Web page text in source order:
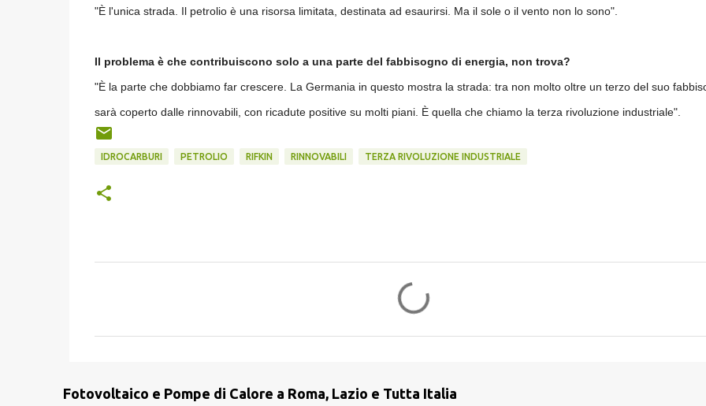
"È l'unica strada. Il petrolio èuna risorsa limitata, destinata ad esaurirsi. Ma il sole o il vento non lo sono".
Il problema è che contribuiscono solo a una parte del fabbisogno di energia, non trova?
"È la parte che dobbiamo far crescere. La Germania in questo mostra la strada: tra non molto oltre un terzo del suo
sarà coperto dalle rinnovabili, con ricadute positive su molti piani. È quella che chiamo la terza rivoluzione industriale".
IDROCARBURI PETROLIO RIFKIN RINNOVABILI TERZA RIVOLUZIONE INDUSTRIALE
n
Fotovoltaico e Pompe di Calore a Roma, Lazio e Tutta Italia